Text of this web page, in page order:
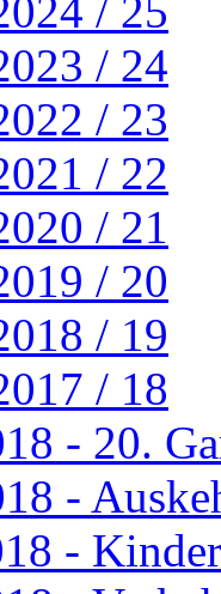
/ 25
/ 24
/ 23
/ 22
/ 21
/ 20
/ 19
/ 18
- 20.
-
-